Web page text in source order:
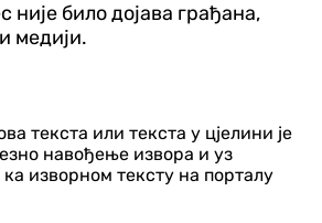
није било дојава грађана,
медији.
текста или текста у цјелини је
навођење извора и уз
изворном тексту на порталу